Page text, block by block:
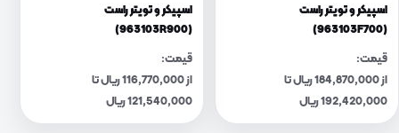
اسپیکر و تویتر راست
(963103F700)
قیمت:
از 184,870,000 ریال تا
192,420,000 ریال
اسپیکر و تویتر راست
(963103R900)
قیمت:
از 116,770,000 ریال تا
121,540,000 ریال